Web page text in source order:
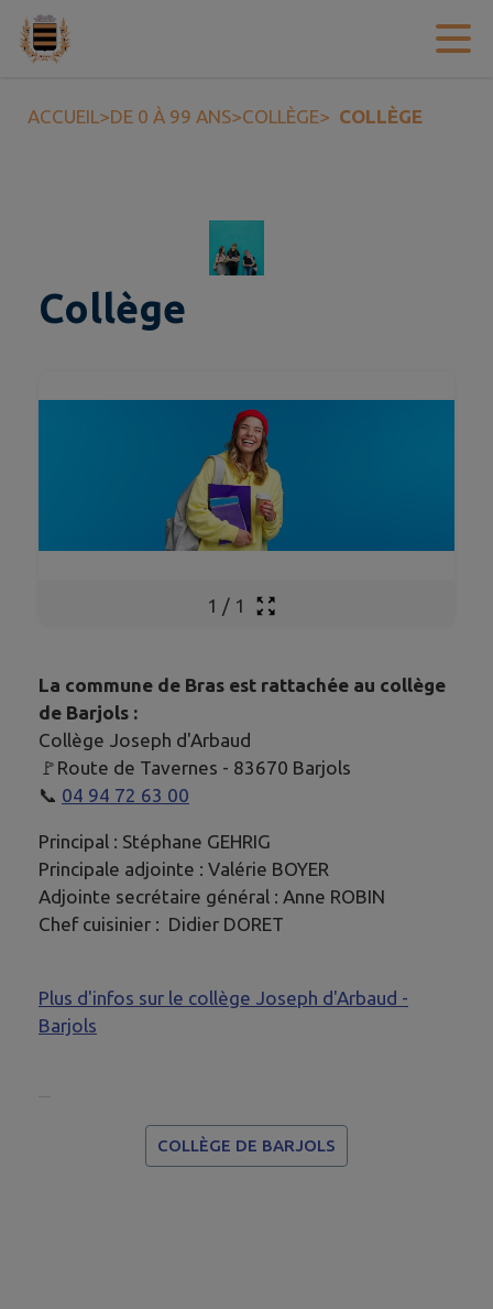
Contenu
ACCUEIL>DE 0 À 99 ANS>COLLÈGE> COLLÈGE
Collège
1 / 1
La commune de Bras est rattachée au collège
de Barjols :
Collège Joseph d'Arbaud
🚩Route de Tavernes - 83670 Barjols
📞 04 94 72 63 00
Principal : Stéphane GEHRIG
Principale adjointe : Valérie BOYER
Adjointe secrétaire général : Anne ROBIN
Chef cuisinier : Didier DORET
Plus d'infos sur le collège Joseph d'Arbaud -
Barjols
COLLÈGE DE BARJOLS